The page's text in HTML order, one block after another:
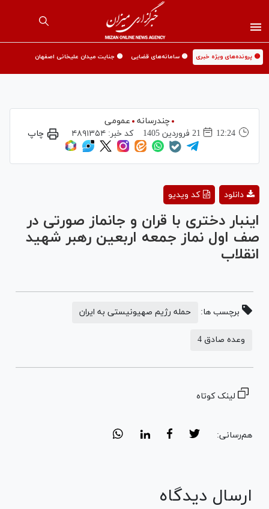
🟡 پرونده‌های ویژه خبری 🟡 سامانه‌های قضایی 🟡 جنایت میدان علیخانی اصفهان
چندرسانه
عمومی
12:24
21 فروردين 1405 کد خبر: ۴۸۹۱۳۵۴ چاپ
Video
کد ویدیو دانلود
اینبار دختری با قران و جانماز صورتی در
صف اول نماز جمعه اربعین رهبر شهید
انقلاب
برچسب ها: حمله رژیم صهیونیستی به ایران
وعده صادق 4
لینک کوتاه
هم‌رسانی:
ارسال دیدگاه